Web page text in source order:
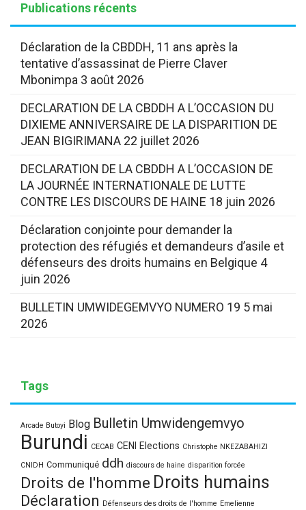
Publications récents
Déclaration de la CBDDH, 11 ans après la
tentative d’assassinat de Pierre Claver
Mbonimpa 3 août 2026
DECLARATION DE LA CBDDH A L’OCCASION DU
DIXIEME ANNIVERSAIRE DE LA DISPARITION DE
JEAN BIGIRIMANA 22 juillet 2026
DECLARATION DE LA CBDDH A L’OCCASION DE
LA JOURNÉE INTERNATIONALE DE LUTTE
CONTRE LES DISCOURS DE HAINE 18 juin 2026
Déclaration conjointe pour demander la
protection des réfugiés et demandeurs d’asile et
défenseurs des droits humains en Belgique 4
juin 2026
BULLETIN UMWIDEGEMVYO NUMERO 19 5 mai
2026
Tags
Arcade Butoyi Blog Bulletin Umwidengemvyo
Burundi CECAB CENI Elections Christophe NKEZABAHIZI
CNIDH Communiqué ddh discours de haine disparition forcée
Droits de l'homme Droits humains
Déclaration Défenseurs des droits de l'homme Emelienne